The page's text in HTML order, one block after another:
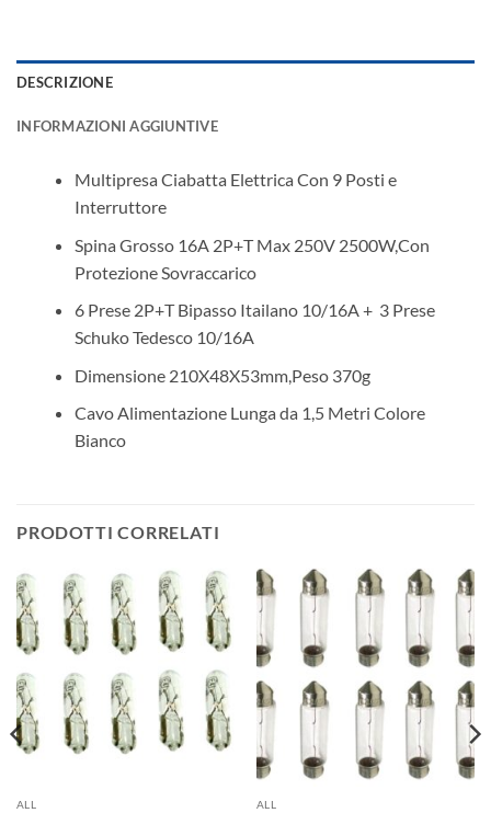
DESCRIZIONE
INFORMAZIONI AGGIUNTIVE
Multipresa Ciabatta Elettrica Con 9 Posti e
Interruttore
Spina Grosso 16A 2P+T Max 250V 2500W,Con
Protezione Sovraccarico
6 Prese 2P+T Bipasso Itailano 10/16A + 3 Prese
Schuko Tedesco 10/16A
Dimensione 210X48X53mm,Peso 370g
Cavo Alimentazione Lunga da 1,5 Metri Colore
Bianco
PRODOTTI CORRELATI
ALL ALL